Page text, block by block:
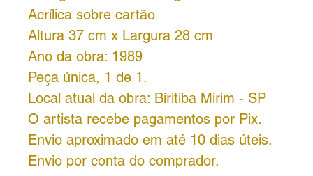
Acrílica sobre cartão
Altura 37 cm x Largura 28 cm
Ano da obra: 1989
Peça única, 1 de 1.
Local atual da obra: Biritiba Mirim - SP
O artista recebe pagamentos por Pix.
Envio aproximado em até 10 dias úteis.
Envio por conta do comprador.